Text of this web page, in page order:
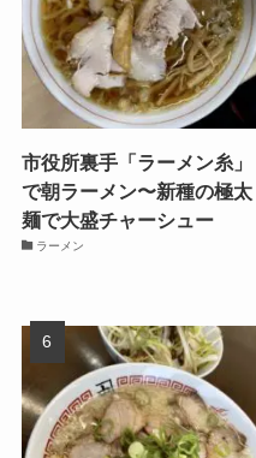
市役所裏手「ラーメン糸」
で朝ラーメン〜新種の極太
麺で大盛チャーシュー
ラーメン